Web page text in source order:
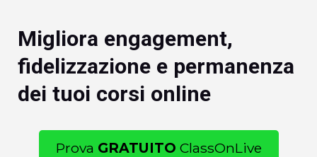
Migliora engagement,
fidelizzazione e permanenza
dei tuoi corsi online
Prova GRATUITO ClassOnLive